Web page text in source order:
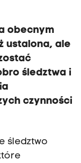
obecnym
ustalona, ale
śledztwa i
czynności
śledztwo